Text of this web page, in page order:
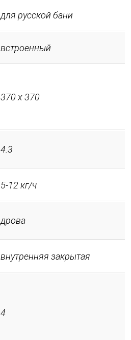
для русской бани
встроенный
370 х 370
4.3
5-12 кг/ч
дрова
внутренняя закрытая
4